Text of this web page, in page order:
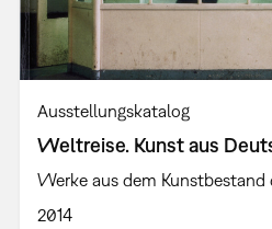
Ausstellungskatalog
Weltreise. Kunst aus
Werke aus dem Kunstbestand
2014